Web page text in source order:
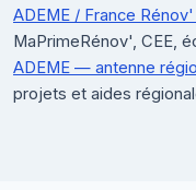
ADEME / France
MaPrimeRénov', CEE,
ADEME — antenne
projets et aides